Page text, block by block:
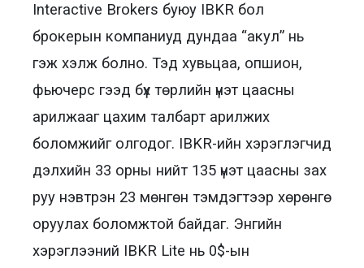
Interactive Brokers буюу IBKR бол
брокерын компаниуд дундаа “акул” нь
гэж хэлж болно. Тэд хувьцаа, опшион,
фьючерс гээд бүх төрлийн үнэт цаасны
арилжааг цахим талбарт арилжих
боломжийг олгодог. IBKR-ийн хэрэглэгчид
дэлхийн 33 орны нийт 135 үнэт цаасны зах
руу нэвтрэн 23 мөнгөн тэмдэгтээр хөрөнгө
оруулах боломжтой байдаг. Энгийн
хэрэглээний IBKR Lite нь 0$-ын